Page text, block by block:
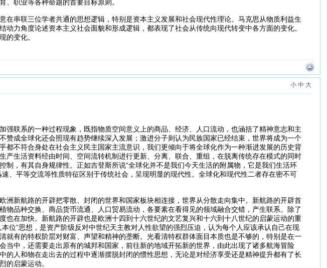
职业等各种命题的首要目标原则。
在串联三位学者共通的思想逻辑，特别是资本主义发展和社会现代性理论。马克思从物质利益生
力角度论述资本主义社会面貌和形成逻辑，都表现了社会从传统向现代转变中各方面的变化。
的变化。
小 中 大
强联系的一种过程现象，既指物质空间意义上的商品、经济、人口流动，也涵括了精神意志和主
赞成全球化还会照现有趋势继续深入发展；激进分子则认为民族国家已经结束，世界将成为一个
都不符合身处在社会主义民主国家主流意识，我们更倾向于将全球化作为一种渐进发展的历史背
产生活资料经由时间、空间流转机制进行更新、分离、联合、重组，在脱离传统存在模式的同时
，有其自身规律性。正如吉登斯所说“全球化并不是我们今天生活的附属物，它是我们生活环
、平等交流等性质特征区别于传统社会，呈现明显的现代性。全球化和现代性二者存在密不可
洲新航路的开辟把零散、封闭的世界和国家板块相连接，世界从分散走向集中。新航路的开辟首
品种交换、商品货币流通、人口贸易流动，各要素在看得见的领域融合交错，产生联系。除了
也在加快。新航路的开辟也是欧洲十四到十六世纪的文艺复兴和十六到十八世纪的启蒙运动的重
位”思想，是资产阶级反对中世纪天主教对人性欲望的强烈压迫，认为每个人应该承认自己在现
就有的特权阶层对财富、声望和精神的垄断。光看清特权群体面目本质也是不够的，特别是在一
当中，还需要走出原有的城邦和国家，前往新的地域开拓新的世界，由此出现了诸多航海冒险
的人和物在走出去的过程中逐渐摆脱封闭的惯性思想，无论是对经济享受还是精神提升都有了长
的启蒙运动。